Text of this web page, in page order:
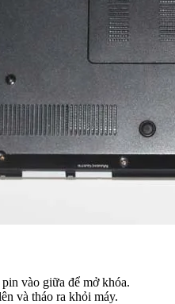
vào giữa để mở khóa.
và tháo ra khỏi máy.